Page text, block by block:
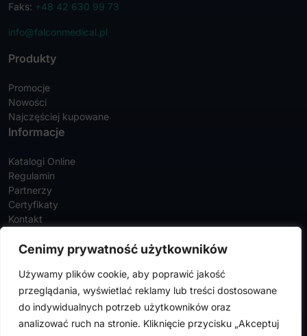
Cenimy prywatność użytkowników
Używamy plików cookie, aby poprawić jakość
przeglądania, wyświetlać reklamy lub treści dostosowane
do indywidualnych potrzeb użytkowników oraz
analizować ruch na stronie. Kliknięcie przycisku „Akceptuj
Faks: +48 42 630 99 73
info@falconmedical.pl
Produkty
Promocje
Nowości
Najczęściej kupowane
Informacje
Katalogi Online
Regulamin
Partnerzy
Certyfikaty
Kontakt
Zamówienia
Adresy